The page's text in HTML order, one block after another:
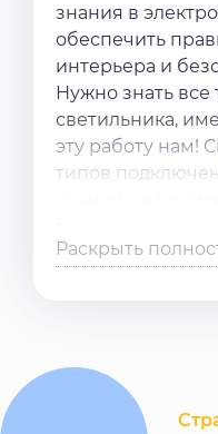
знания в
обеспечить
интерьера и
Нужно знать все
светильника,
эту работу нам!
типов
самостоятельно.
Нужныуслуги
Раскрыть